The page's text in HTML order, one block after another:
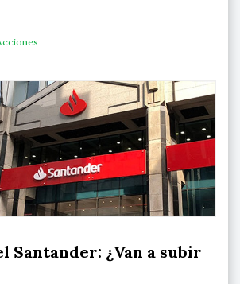
Santander: ¿Van a subir